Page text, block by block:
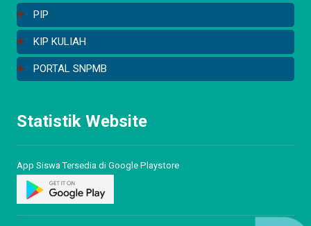
PIP
KIP KULIAH
PORTAL SNPMB
Statistik Website
App Siswa Tersedia di Google Playstore